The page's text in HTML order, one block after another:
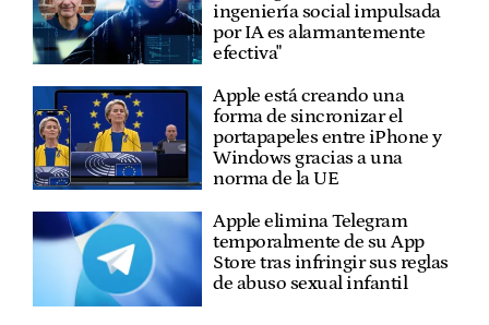
ingeniería social impulsada
por IA es alarmantemente
efectiva"
Apple está creando una
forma de sincronizar el
portapapeles entre iPhone y
Windows gracias a una
norma de la UE
Apple elimina Telegram
temporalmente de su App
Store tras infringir sus reglas
de abuso sexual infantil